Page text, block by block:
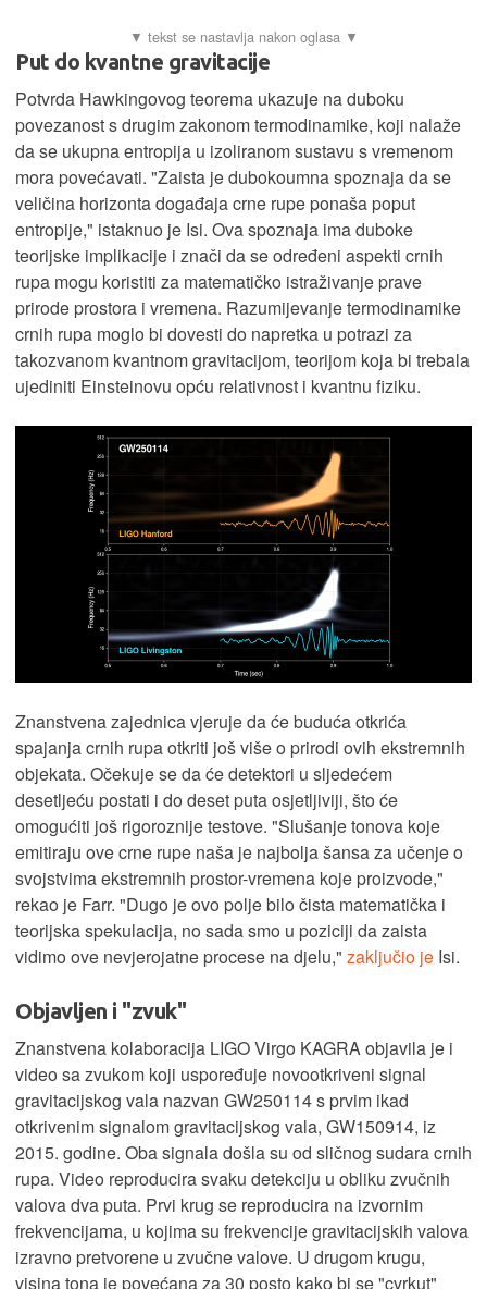
Put do kvantne gravitacije
Potvrda Hawkingovog teorema ukazuje na duboku
povezanost s drugim zakonom termodinamike, koji nalaže
da se ukupna entropija u izoliranom sustavu s vremenom
mora povećavati. "Zaista je dubokoumna spoznaja da se
veličina horizonta događaja crne rupe ponaša poput
entropije," istaknuo je Isi. Ova spoznaja ima duboke
teorijske implikacije i znači da se određeni aspekti crnih
rupa mogu koristiti za matematičko istraživanje prave
prirode prostora i vremena. Razumijevanje termodinamike
crnih rupa moglo bi dovesti do napretka u potrazi za
takozvanom kvantnom gravitacijom, teorijom koja bi trebala
ujediniti Einsteinovu opću relativnost i kvantnu fiziku.
Znanstvena zajednica vjeruje da će buduća otkrića
spajanja crnih rupa otkriti još više o prirodi ovih ekstremnih
objekata. Očekuje se da će detektori u sljedećem
desetljeću postati i do deset puta osjetljiviji, što će
omogućiti još rigoroznije testove. "Slušanje tonova koje
emitiraju ove crne rupe naša je najbolja šansa za učenje o
svojstvima ekstremnih prostor-vremena koje proizvode,"
rekao je Farr. "Dugo je ovo polje bilo čista matematička i
teorijska spekulacija, no sada smo u poziciji da zaista
vidimo ove nevjerojatne procese na djelu," zaključio je Isi.
Objavljen i "zvuk"
Znanstvena kolaboracija LIGO Virgo KAGRA objavila je i
video sa zvukom koji uspoređuje novootkriveni signal
gravitacijskog vala nazvan GW250114 s prvim ikad
otkrivenim signalom gravitacijskog vala, GW150914, iz
2015. godine. Oba signala došla su od sličnog sudara crnih
rupa. Video reproducira svaku detekciju u obliku zvučnih
valova dva puta. Prvi krug se reproducira na izvornim
frekvencijama, u kojima su frekvencije gravitacijskih valova
izravno pretvorene u zvučne valove. U drugom krugu,
visina tona je povećana za 30 posto kako bi se "cvrkut"